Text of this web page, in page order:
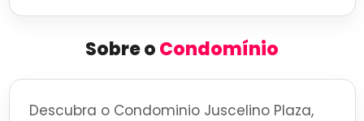
Sobre oCondomínio
Descubra o Condominio Juscelino Plaza,